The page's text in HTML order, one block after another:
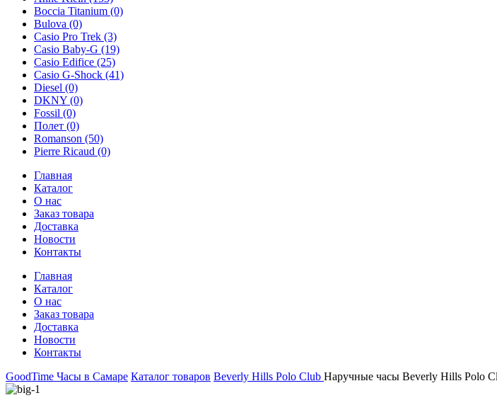
Boccia Titanium (0)
Bulova (0)
Casio Pro Trek (3)
Casio Baby-G (19)
Casio Edifice (25)
Casio G-Shock (41)
Diesel (0)
DKNY (0)
Fossil (0)
Полет (0)
Romanson (50)
Pierre Ricaud (0)
Главная
Каталог
О нас
Заказ товара
Доставка
Новости
Контакты
Главная
Каталог
О нас
Заказ товара
Доставка
Новости
Контакты
GoodTime Часы в Самаре Каталог товаров Beverly Hills Polo Club Наручные часы Beverly Hills Polo